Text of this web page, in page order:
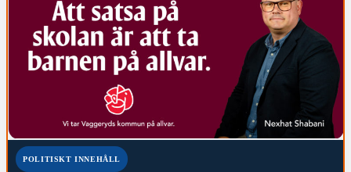
POLITISKT INNEHÅLL